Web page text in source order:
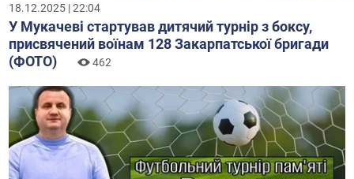
18.12.2025 | 22:04
У Мукачеві стартував дитячий турнір з боксу,
присвячений воїнам 128 Закарпатської бригади
(ФОТО)
462